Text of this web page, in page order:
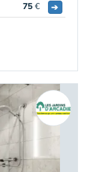
75 € ➔